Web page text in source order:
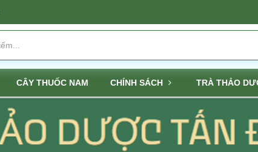
CÂY THUỐC NAM CHÍNH SÁCH TRÀ THẢO